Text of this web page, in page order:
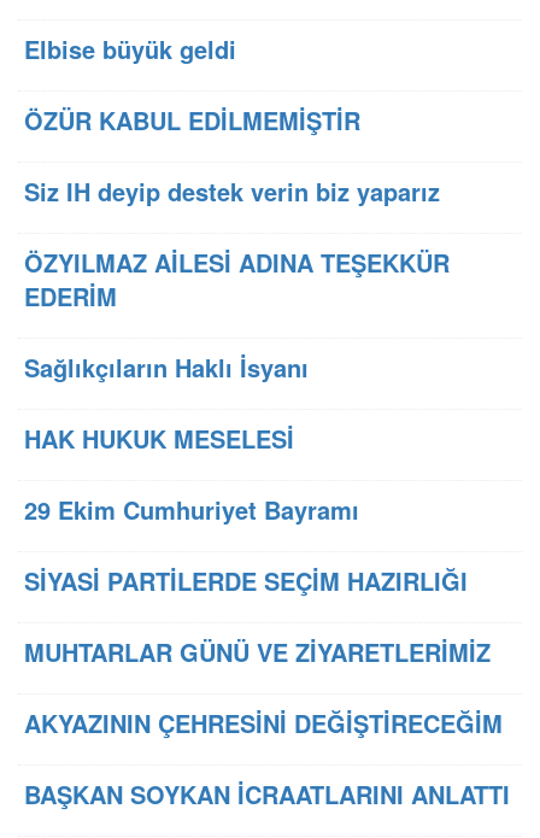
Elbise büyük geldi
ÖZÜR KABUL EDİLMEMİŞTİR
Siz IH deyip destek verin biz yaparız
ÖZYILMAZ AİLESİ ADINA TEŞEKKÜR
EDERİM
Sağlıkçıların Haklı İsyanı
HAK HUKUK MESELESİ
29 Ekim Cumhuriyet Bayramı
SİYASİ PARTİLERDE SEÇİM HAZIRLIĞI
MUHTARLAR GÜNÜ VE ZİYARETLERİMİZ
AKYAZININ ÇEHRESİNİ DEĞİŞTİRECEĞİM
BAŞKAN SOYKAN İCRAATLARINI ANLATTI